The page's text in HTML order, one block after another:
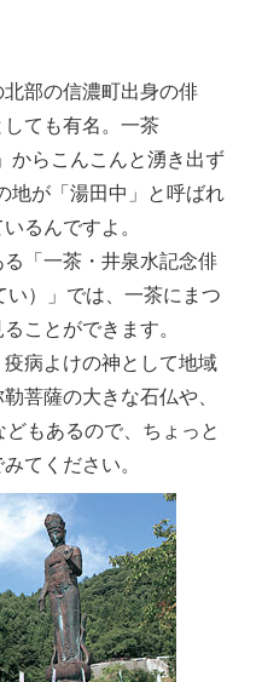
部の信濃町出身の俳
ても有名。一茶
からこんこんと湧き出ず
地が「湯田中」と呼ばれ
るんですよ。
「一茶・井泉水記念俳
い）」では、一茶にまつ
ことができます。
病よけの神として地域
菩薩の大きな石仏や、
もあるので、ちょっと
てください。